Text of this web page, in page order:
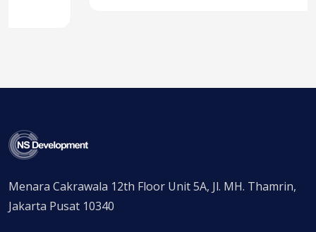
Menara Cakrawala 12th Floor Unit 5A, Jl. MH. Thamrin,
Jakarta Pusat 10340